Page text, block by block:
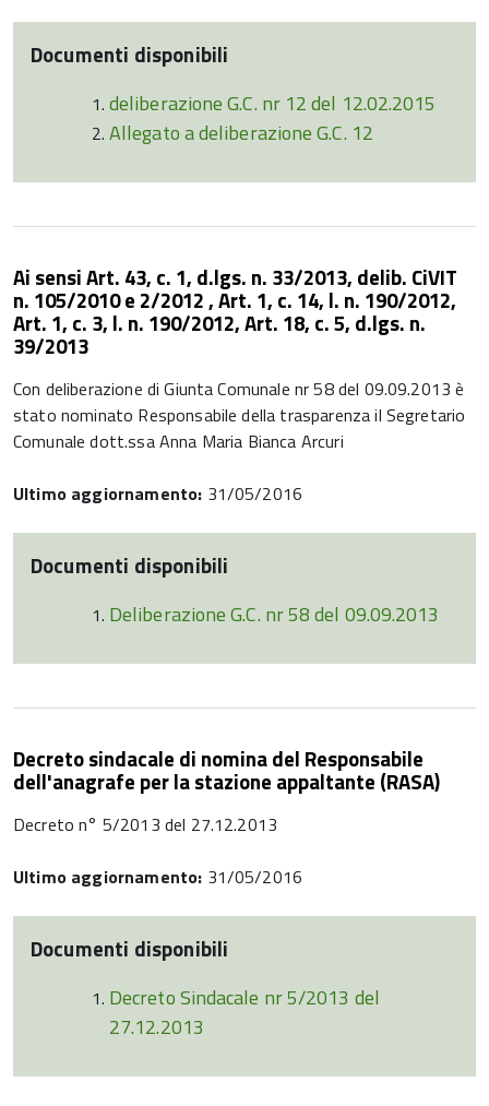
Documenti disponibili
deliberazione G.C. nr 12 del 12.02.2015
Allegato a deliberazione G.C. 12
Ai sensi Art. 43, c. 1, d.lgs. n. 33/2013, delib. CiVIT
n. 105/2010 e 2/2012 , Art. 1, c. 14, l. n. 190/2012,
Art. 1, c. 3, l. n. 190/2012, Art. 18, c. 5, d.lgs. n.
39/2013
Con deliberazione di Giunta Comunale nr 58 del 09.09.2013 è
stato nominato Responsabile della trasparenza il Segretario
Comunale dott.ssa Anna Maria Bianca Arcuri
Ultimo aggiornamento: 31/05/2016
Documenti disponibili
Deliberazione G.C. nr 58 del 09.09.2013
Decreto sindacale di nomina del Responsabile
dell'anagrafe per la stazione appaltante (RASA)
Decreto n° 5/2013 del 27.12.2013
Ultimo aggiornamento: 31/05/2016
Documenti disponibili
Decreto Sindacale nr 5/2013 del
27.12.2013